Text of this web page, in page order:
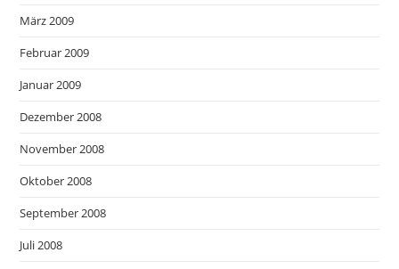
März 2009
Februar 2009
Januar 2009
Dezember 2008
November 2008
Oktober 2008
September 2008
Juli 2008